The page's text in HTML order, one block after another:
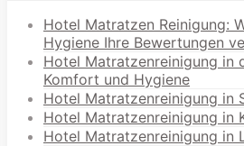
Hotel Matratzen Reinigung:
Hygiene Ihre Bewertungen
Hotel Matratzenreinigung in
Komfort und Hygiene
Hotel Matratzenreinigung in
Hotel Matratzenreinigung in
Hotel Matratzenreinigung in